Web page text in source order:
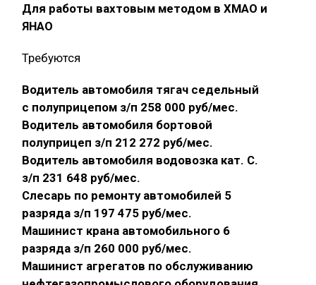
Для работы вахтовым методом в ХМАО и
ЯНАО
Требуются
Водитель автомобиля тягач седельный
с полуприцепом з/п 258 000 руб/мес.
Водитель автомобиля бортовой
полуприцеп з/п 212 272 руб/мес.
Водитель автомобиля водовозка кат. С.
з/п 231 648 руб/мес.
Слесарь по ремонту автомобилей 5
разряда з/п 197 475 руб/мес.
Машинист крана автомобильного 6
разряда з/п 260 000 руб/мес.
Машинист агрегатов по обслуживанию